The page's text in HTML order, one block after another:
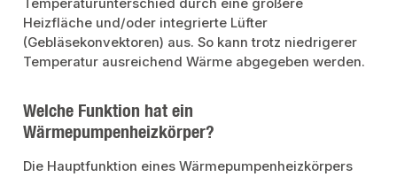
Temperaturunterschied durch eine größere
Heizfläche und/oder integrierte Lüfter
(Gebläsekonvektoren) aus. So kann trotz niedrigerer
Temperatur ausreichend Wärme abgegeben werden.
Welche Funktion hat ein
Wärmepumpenheizkörper?
Die Hauptfunktion eines Wärmepumpenheizkörpers